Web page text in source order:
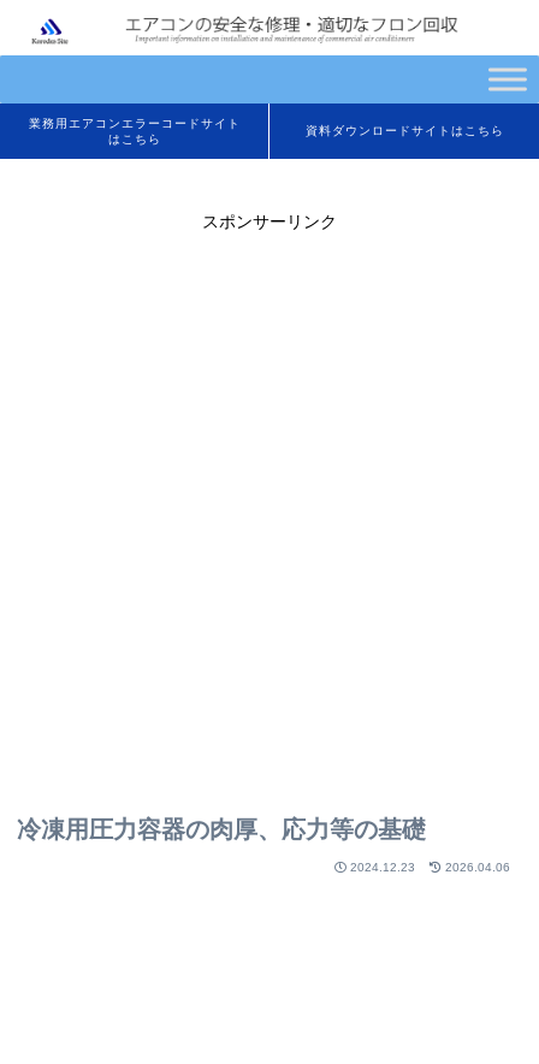
業務用エアコンエラーコードサイト
はこちら
資料ダウンロードサイトはこちら
スポンサーリンク
冷凍用圧力容器の肉厚、応力等の基礎
2024.12.23 2026.04.06